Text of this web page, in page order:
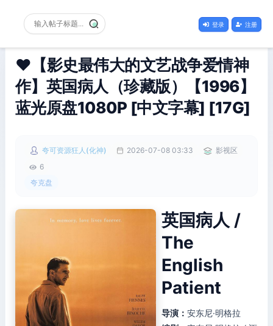
登录 注册
❤️【影史最伟大的文艺战争爱情神
作】英国病人（珍藏版）【1996】
蓝光原盘1080P [中文字幕] [17G]
夸可资源狂人(化神) 2026-07-08 03:33
影视区
6
夸克盘
英国病人 /
The
English
Patient
导演： 安东尼·明格拉